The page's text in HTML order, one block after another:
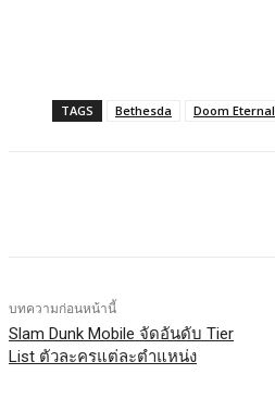
TAGS Bethesda Doom Eternal
บทความก่อนหน้านี้
Slam Dunk Mobile จัดอันดับ Tier
List ตัวละครแต่ละตำแหน่ง